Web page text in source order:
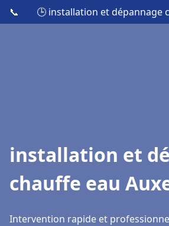
📞 🕒 installation et dépannage
installation et
chauffe eau
Intervention rapide et